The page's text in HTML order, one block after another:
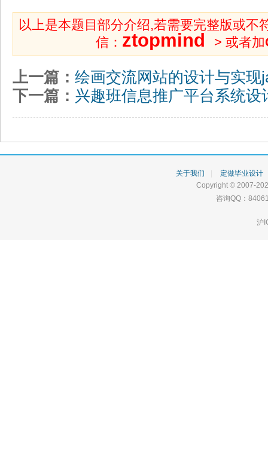
以上是本题目部分介绍,若需要完整版或不
信： ztopmind > 或者加
上一篇： 绘画交流网站的设计与实现
下一篇： 兴趣班信息推广平台系统设
关于我们
定做毕业设计
Copyright © 2007-
咨询QQ：
沪